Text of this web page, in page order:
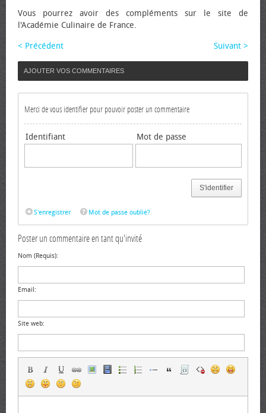
Vous pourrez avoir des compléments sur le site de
l'Académie Culinaire de France.
< Précédent Suivant >
AJOUTER VOS COMMENTAIRES
Merci de vous identifier pour pouvoir poster un commentaire
Identifiant Mot de passe
S'identifier
S'enregistrer Mot de passe oublié?
Poster un commentaire en tant qu'invité
Nom (Requis):
Email:
Site web: